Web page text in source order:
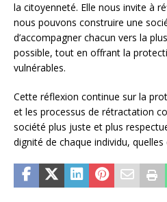
la citoyenneté. Elle nous invite à
nous pouvons construire une
d’accompagner chacun vers la
possible, tout en offrant la
vulnérables.
Cette réflexion continue sur la
et les processus de rétractation
société plus juste et plus
dignité de chaque individu,